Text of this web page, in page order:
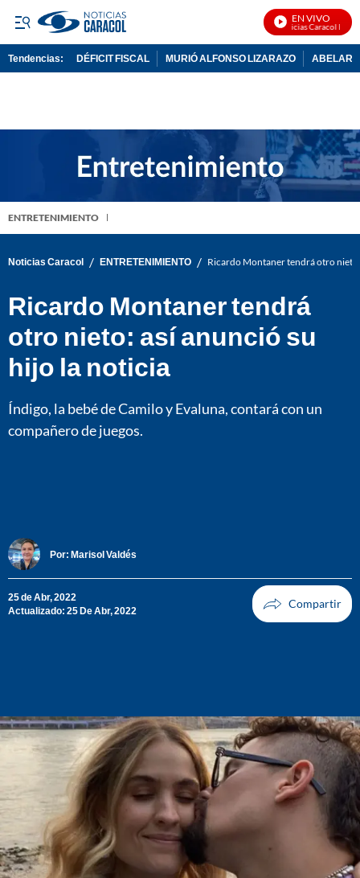
EN VIVO
Noticias Caracol En
Tendencias: DÉFICIT FISCAL MURIÓ ALFONSO LIZARAZO
ENTRETENIMIENTO
Noticias Caracol / ENTRETENIMIENTO / Ricardo Montaner tendrá otro
Ricardo Montaner tendrá
otro nieto: así anunció su
hijo la noticia
Índigo, la bebé de Camilo y Evaluna, contará con un
compañero de juegos.
Por: Marisol Valdés
25 de Abr, 2022
Actualizado: 25 De Abr, 2022